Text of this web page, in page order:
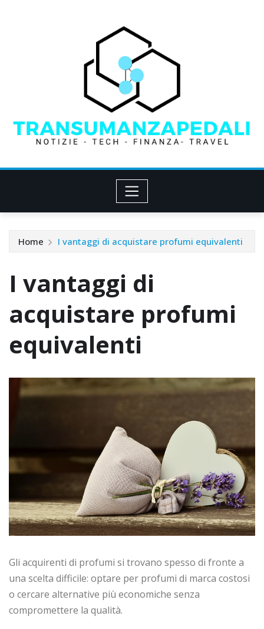
Home I vantaggi di acquistare profumi equivalenti
I vantaggi di
acquistare profumi
equivalenti
Gli acquirenti di profumi si trovano spesso di fronte a
una scelta difficile: optare per profumi di marca costosi
o cercare alternative più economiche senza
compromettere la qualità.